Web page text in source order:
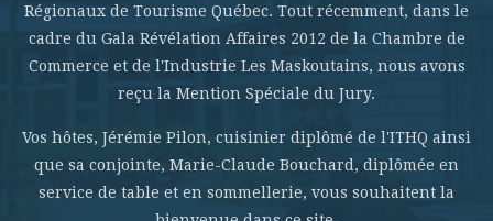
Régionaux de Tourisme Québec. Tout récemment, dans le
cadre du Gala Révélation Affaires 2012 de la Chambre de
Commerce et de l'Industrie Les Maskoutains, nous avons
reçu la Mention Spéciale du Jury.
Vos hôtes, Jérémie Pilon, cuisinier diplômé de l'ITHQ ainsi
que sa conjointe, Marie-Claude Bouchard, diplômée en
service de table et en sommellerie, vous souhaitent la